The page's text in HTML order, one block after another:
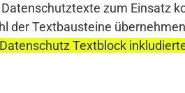
zum Einsatz
der Textbausteine
Textblock